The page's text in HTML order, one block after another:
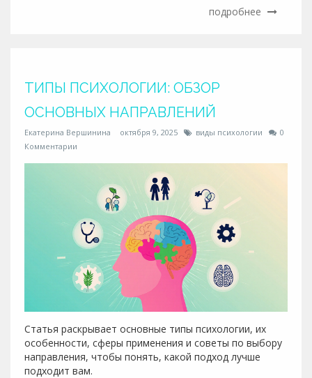
подробнее
ТИПЫ ПСИХОЛОГИИ: ОБЗОР
ОСНОВНЫХ НАПРАВЛЕНИЙ
Екатерина Вершинина октября 9, 2025 виды психологии
0
Комментарии
Статья раскрывает основные типы психологии, их
особенности, сферы применения и советы по выбору
направления, чтобы понять, какой подход лучше
подходит вам.